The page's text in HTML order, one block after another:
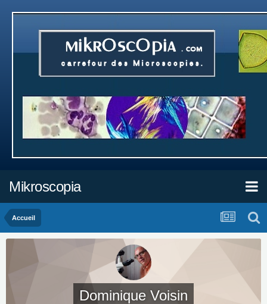
Mikroscopia
Accueil
Dominique Voisin